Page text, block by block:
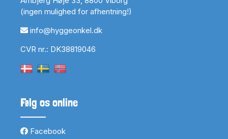
(ingen mulighed for afhentning!)
info@hyggeonkel.dk
CVR nr.: DK38819046
Følg os online
Facebook